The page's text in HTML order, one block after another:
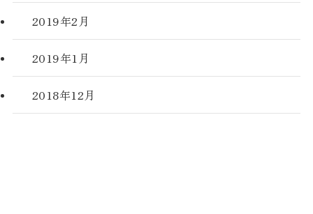
2019年2月
2019年1月
2018年12月